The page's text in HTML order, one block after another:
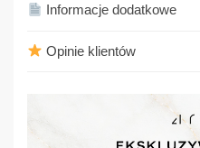
Informacje dodatkowe
Opinie klientów